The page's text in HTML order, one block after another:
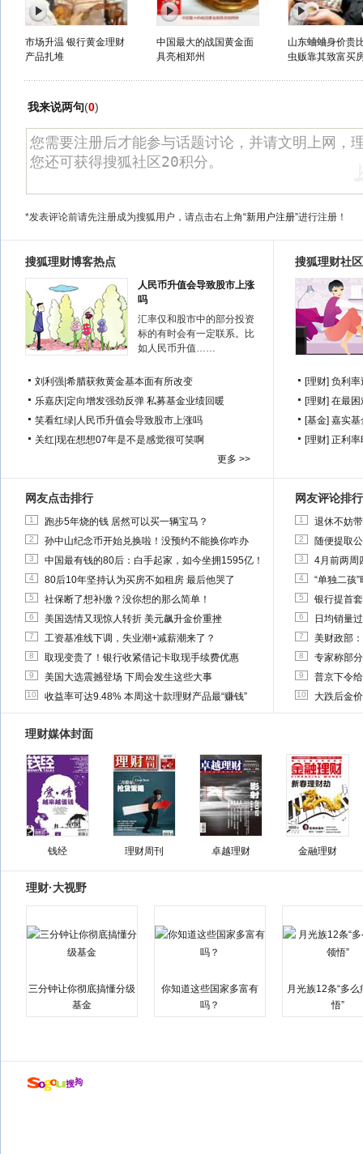
市场升温 银行黄金理财
产品扎堆
中国最大的战国黄金面
具亮相郑州
山东蛐蛐身价贵
虫贩靠其致富买
我来说两句(0)
*发表评论前请先注册成为搜狐用户，请点击右上角“新用户注册”进行注册！
搜狐理财博客热点
人民币升值会导致股市上涨
吗
汇率仅和股市中的部分投资
标的有时会有一定联系。比
如人民币升值……
刘利强 希腊获救黄金基本面有所改变
乐嘉庆 定向增发强劲反弹 私募基金业绩回暖
笑看红绿 人民币升值会导致股市上涨吗
关红 现在想想07年是不是感觉很可笑啊
更多 >>
搜狐理财社
[理财] 负利率
[理财] 在最困
[基金] 嘉实基
[理财] 正利率
网友点击排行
1 跑步5年烧的钱 居然可以买一辆宝马？
2 孙中山纪念币开始兑换啦！没预约不能换你咋办
3 中国最有钱的80后：白手起家，如今坐拥1595亿！
4 80后10年坚持认为买房不如租房 最后他哭了
5 社保断了想补缴？没你想的那么简单！
6 美国选情又现惊人转折 美元飙升金价重挫
7 工资基准线下调，失业潮+减薪潮来了？
8 取现变贵了！银行收紧借记卡取现手续费优惠
9 美国大选震撼登场 下周会发生这些大事
10 收益率可达9.48% 本周这十款理财产品最“赚钱”
网友评论排行
1 退休不妨
2 随便提取
3 4月前两周
4 “单独二孩
5 银行提首
6 日均销量
7 美财政部
8 专家称部
9 普京下令
10 大跌后金
理财媒体封面
钱经 理财周刊 卓越理财 金融理财
理财·大视野
三分钟让你彻底搞懂分级
基金
你知道这些国家多富有
吗？
月光族12条“多么
悟”